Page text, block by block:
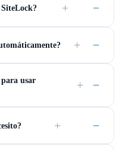
SiteLock? + −
+ −
para usar
+ −
+ −